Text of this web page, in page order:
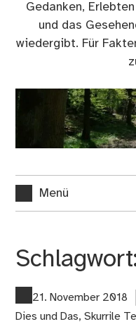
Gedanken,
und das
wiedergibt. Für
Menü
21. November 2018
Dies und Das,Skurrile